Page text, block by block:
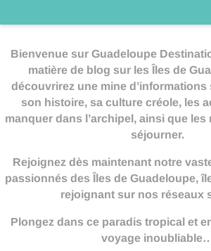
Bienvenue sur Guadeloupe
matière de blog sur les Îles de
découvrirez une mine
son histoire, sa culture créole, les
manquer dans l’archipel, ainsi que
séjourner.
Rejoignez dès maintenant notre
passionnés des Îles de Guadeloupe,
rejoignant sur nos réseaux
Plongez dans ce paradis tropical et
voyage